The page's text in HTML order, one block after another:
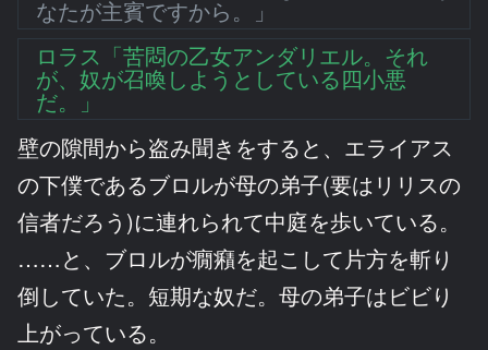
なたが主賓ですから。」
ロラス「苦悶の乙女アンダリエル。それ
が、奴が召喚しようとしている四小悪
だ。」
壁の隙間から盗み聞きをすると、エライアス
の下僕であるブロルが母の弟子(要はリリスの
信者だろう)に連れられて中庭を歩いている。
……と、ブロルが癇癪を起こして片方を斬り
倒していた。短期な奴だ。母の弟子はビビり
上がっている。